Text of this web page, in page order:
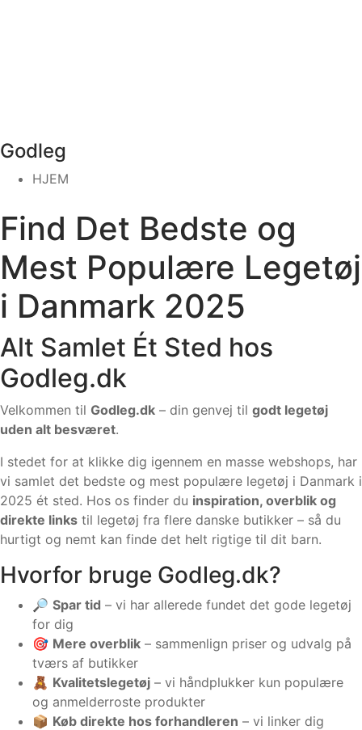
Godleg
HJEM
Find Det Bedste og
Mest Populære Legetøj
i Danmark 2025
Alt Samlet Ét Sted hos
Godleg.dk
Velkommen til Godleg.dk – din genvej til godt legetøj
uden alt besværet.
I stedet for at klikke dig igennem en masse webshops, har
vi samlet det bedste og mest populære legetøj i Danmark i
2025 ét sted. Hos os finder du inspiration, overblik og
direkte links til legetøj fra flere danske butikker – så du
hurtigt og nemt kan finde det helt rigtige til dit barn.
Hvorfor bruge Godleg.dk?
🔎 Spar tid – vi har allerede fundet det gode legetøj
for dig
🎯 Mere overblik – sammenlign priser og udvalg på
tværs af butikker
🧸 Kvalitetslegetøj – vi håndplukker kun populære
og anmelderroste produkter
📦 Køb direkte hos forhandleren – vi linker dig